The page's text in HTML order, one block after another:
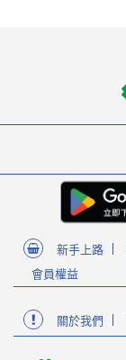
新手上路
會員權益
關於我們